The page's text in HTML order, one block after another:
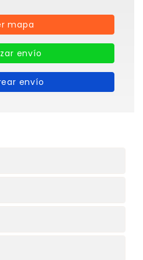
mapa
envío
envío